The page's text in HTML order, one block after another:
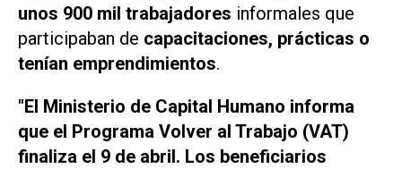
unos 900 mil trabajadores informales que
participaban de capacitaciones, prácticas o
tenían emprendimientos.
"El Ministerio de Capital Humano informa
que el Programa Volver al Trabajo (VAT)
finaliza el 9 de abril. Los beneficiarios